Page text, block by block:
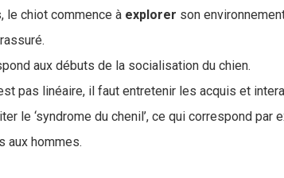
le chiot commence à explorer son
aux débuts de la socialisation du chien.
pas linéaire, il faut entretenir les acquis et
le ‘syndrome du chenil’, ce qui correspond par
aux hommes.